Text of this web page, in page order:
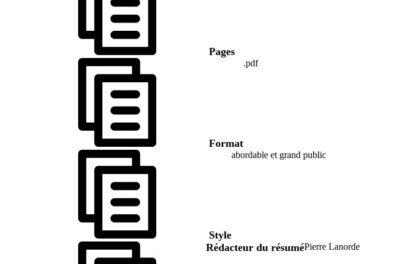
Pages
Format
.pdf
Style
abordable et grand public
Rédacteur du résuméPierre Lanorde